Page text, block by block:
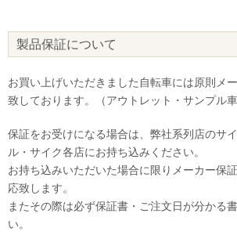
製品保証について
お買い上げいただきました自転車には原則メ
致しております。（アウトレット・サンプル車
保証をお受けになる場合は、弊社系列店のサ
ル・サイク各店にお持ち込みください。
お持ち込みいただいた場合に限りメーカー保
応致します。
またその際は必ず保証書・ご注文日が分かる
い。